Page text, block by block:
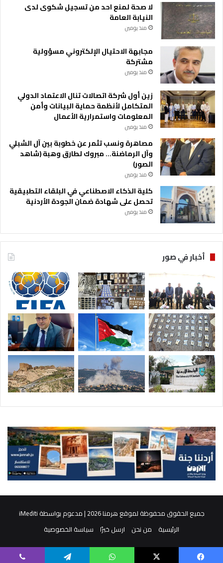
لا صحة لمنع احد من تسجيل شكوى لدى
النيابة العامة
منذ يومين
مجابهة الاحتيال الإلكتروني مسؤولية
مشتركة
منذ يومين
زين أول شركة اتصالات تنال الاعتماد الدولي
المتكامل لأنظمة حماية البيانات وأمن
المعلومات واستمرارية الأعمال
منذ يومين
مصاهرة ونسب تثمر عن خطوبة بين آل الشبلي
وآل الرماضنة… مبروك لطارق وهبة (شاهد
الصور)
منذ يومين
كلية الذكاء الاصطناعي في البلقاء التطبيقية
تحصل على شهادة ضمان الجودة الأردنية
منذ يومين
أخبار في صور
جميع الحقوق محفوظة لموقع هرمنا 2026 | مدعوم بواسطة
iMediti
الرئيسية
من نحن ارسل خبرًا سياسة الخصوصية